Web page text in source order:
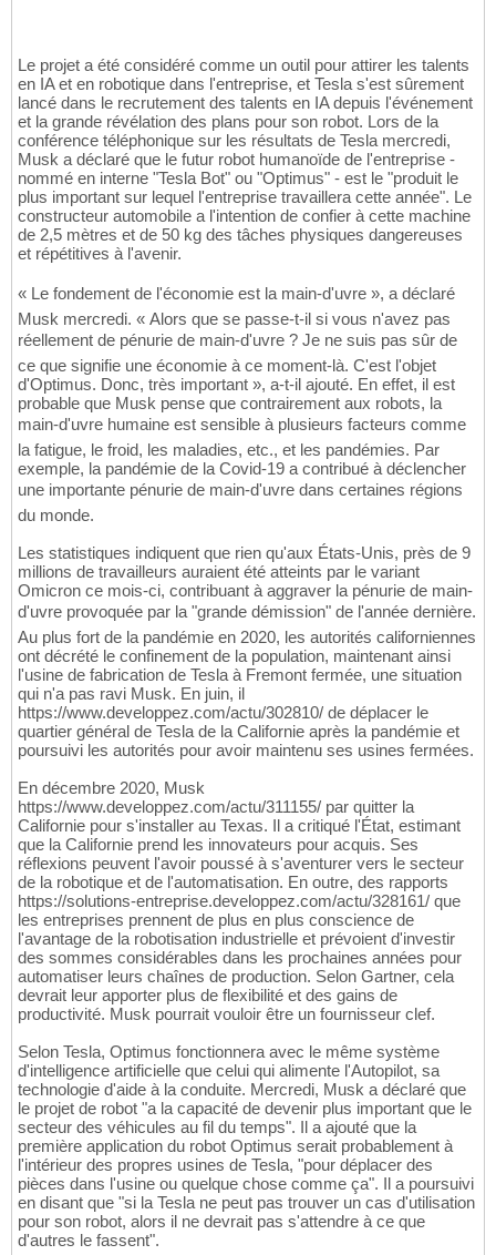
Le projet a été considéré comme un outil pour attirer les talents
en IA et en robotique dans l'entreprise, et Tesla s'est sûrement
lancé dans le recrutement des talents en IA depuis l'événement
et la grande révélation des plans pour son robot. Lors de la
conférence téléphonique sur les résultats de Tesla mercredi,
Musk a déclaré que le futur robot humanoïde de l'entreprise -
nommé en interne "Tesla Bot" ou "Optimus" - est le "produit le
plus important sur lequel l'entreprise travaillera cette année". Le
constructeur automobile a l'intention de confier à cette machine
de 2,5 mètres et de 50 kg des tâches physiques dangereuses
et répétitives à l'avenir.
« Le fondement de l'économie est la main-d'uvre », a déclaré
Musk mercredi. « Alors que se passe-t-il si vous n'avez pas
réellement de pénurie de main-d'uvre ? Je ne suis pas sûr de
ce que signifie une économie à ce moment-là. C'est l'objet
d'Optimus. Donc, très important », a-t-il ajouté. En effet, il est
probable que Musk pense que contrairement aux robots, la
main-d'uvre humaine est sensible à plusieurs facteurs comme
la fatigue, le froid, les maladies, etc., et les pandémies. Par
exemple, la pandémie de la Covid-19 a contribué à déclencher
une importante pénurie de main-d'uvre dans certaines régions
du monde.
Les statistiques indiquent que rien qu'aux États-Unis, près de 9
millions de travailleurs auraient été atteints par le variant
Omicron ce mois-ci, contribuant à aggraver la pénurie de main-
d'uvre provoquée par la "grande démission" de l'année dernière.
Au plus fort de la pandémie en 2020, les autorités californiennes
ont décrété le confinement de la population, maintenant ainsi
l'usine de fabrication de Tesla à Fremont fermée, une situation
qui n'a pas ravi Musk. En juin, il
https://www.developpez.com/actu/302810/ de déplacer le
quartier général de Tesla de la Californie après la pandémie et
poursuivi les autorités pour avoir maintenu ses usines fermées.
En décembre 2020, Musk
https://www.developpez.com/actu/311155/ par quitter la
Californie pour s'installer au Texas. Il a critiqué l'État, estimant
que la Californie prend les innovateurs pour acquis. Ses
réflexions peuvent l'avoir poussé à s'aventurer vers le secteur
de la robotique et de l'automatisation. En outre, des rapports
https://solutions-entreprise.developpez.com/actu/328161/ que
les entreprises prennent de plus en plus conscience de
l'avantage de la robotisation industrielle et prévoient d'investir
des sommes considérables dans les prochaines années pour
automatiser leurs chaînes de production. Selon Gartner, cela
devrait leur apporter plus de flexibilité et des gains de
productivité. Musk pourrait vouloir être un fournisseur clef.
Selon Tesla, Optimus fonctionnera avec le même système
d'intelligence artificielle que celui qui alimente l'Autopilot, sa
technologie d'aide à la conduite. Mercredi, Musk a déclaré que
le projet de robot "a la capacité de devenir plus important que le
secteur des véhicules au fil du temps". Il a ajouté que la
première application du robot Optimus serait probablement à
l'intérieur des propres usines de Tesla, "pour déplacer des
pièces dans l'usine ou quelque chose comme ça". Il a poursuivi
en disant que "si la Tesla ne peut pas trouver un cas d'utilisation
pour son robot, alors il ne devrait pas s'attendre à ce que
d'autres le fassent".